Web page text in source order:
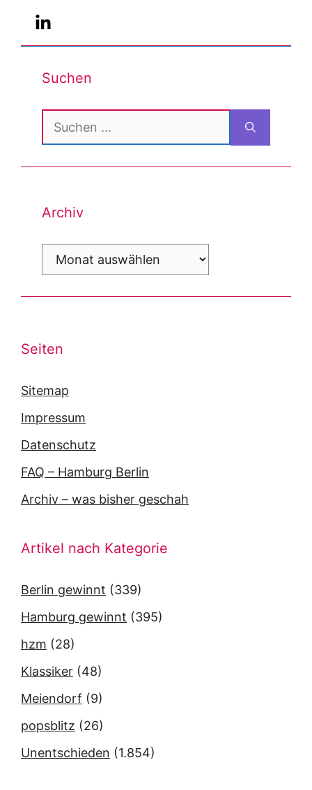
Suchen
Suchen
nach:
Archiv
Archiv
Seiten
Sitemap
Impressum
Datenschutz
FAQ – Hamburg Berlin
Archiv – was bisher geschah
Artikel nach Kategorie
Berlin gewinnt (339)
Hamburg gewinnt (395)
hzm (28)
Klassiker (48)
Meiendorf (9)
popsblitz (26)
Unentschieden (1.854)